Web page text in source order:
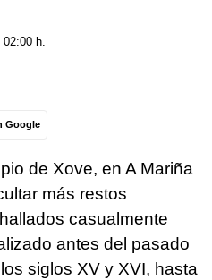
h.
Google
de Xove, en A Mariña
más restos
casualmente
antes del pasado
siglos XV y XVI, hasta